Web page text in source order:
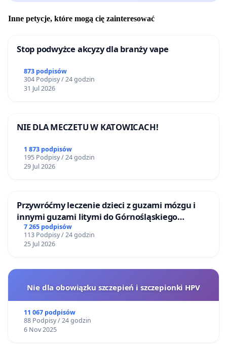
Inne petycje, które mogą cię zainteresować
Stop podwyżce akcyzy dla branży vape
873 podpisów
304 Podpisy / 24 godzin
31 Jul 2026
NIE DLA MECZETU W KATOWICACH!
1 873 podpisów
195 Podpisy / 24 godzin
29 Jul 2026
Przywróćmy leczenie dzieci z guzami mózgu i
innymi guzami litymi do Górnośląskiego
Centrum Zdrowia Dziecka w Katowicach
7 265 podpisów
113 Podpisy / 24 godzin
25 Jul 2026
Nie dla obowiązku szczepień i szczepionki HPV
11 067 podpisów
88 Podpisy / 24 godzin
6 Nov 2025